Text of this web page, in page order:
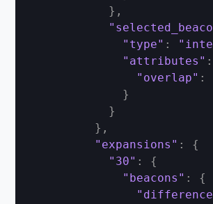
} ,
"type" :
"attributes" :
"overlap" :
}
}
} ,
"expansions" :
{
"30" :
{
"beacons" :
{